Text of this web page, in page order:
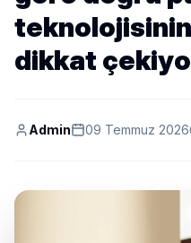
dikkat
Admin 09 Temmuz 2026